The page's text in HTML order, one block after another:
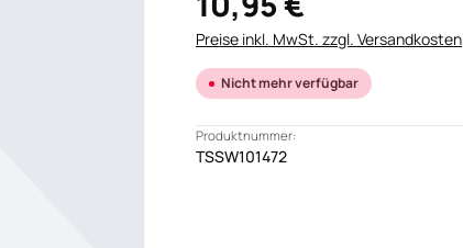
Preise inkl. MwSt. zzgl. Versandkosten
Nicht mehr verfügbar
Produktnummer:
TSSW101472